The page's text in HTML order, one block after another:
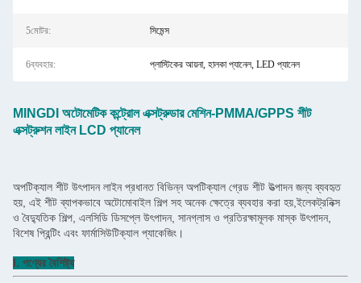
5মোটর: সিমেন্স
6ব্যবহার: প্লাস্টিকের আয়না, হালকা প্যানেল, LED প্যানেল
MINGDI অটোমেটিক কন্ট্রোল এক্সট্রুডার মেশিন-PMMA/GPPS শীট
এক্সট্রুশন লাইন LCD প্যানেল
অপটিক্যাল শীট উৎপাদন লাইন প্রধানত বিভিন্ন অপটিক্যাল গ্রেড শীট উত্পাদন জন্য ব্যবহৃত
হয়, এই শীট ব্যাপকভাবে অটোমোবাইল শিল্প সহ অনেক ক্ষেত্রে ব্যবহার করা হয়,ইলেকট্রনিক্স
ও বৈদ্যুতিক শিল্প, এলসিডি ডিসপ্লে উৎপাদন, সানগ্লাস ও প্রতিরক্ষামূলক মাস্ক উৎপাদন,
বিশেষ প্রিন্টিং এবং ফার্মাসিউটিক্যাল প্যাকেজিং।
I. পণ্যের বৈশিষ্ট্য